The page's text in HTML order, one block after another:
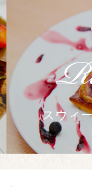
スウィ